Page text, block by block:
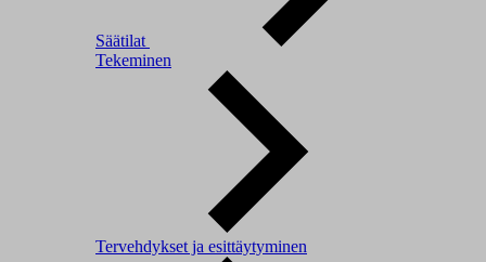
Säätilat
Tekeminen
Tervehdykset ja esittäytyminen